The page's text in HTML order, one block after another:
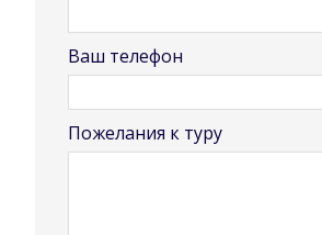
Ваш телефон
Пожелания к туру